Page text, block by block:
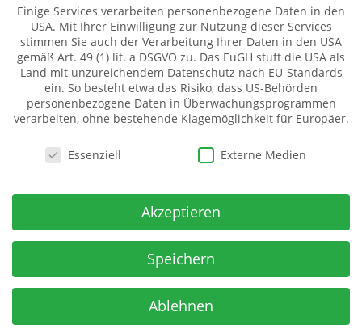
Mitglied werden
Kinderhilfe Westafrika e.V.
Kinderhilfe Westafrika e.V.
Dorfstraße 18 (Kahmer)
IBAN:
DE06 5009 2100 0001 7141 71
BIC: GENODE51BH2
Spar- u Kreditbank ev-freikirchl. Gemeinden
Einige Services verarbeiten personenbezogene Daten in den
USA. Mit Ihrer Einwilligung zur Nutzung dieser Services
stimmen Sie auch der Verarbeitung Ihrer Daten in den USA
gemäß Art. 49 (1) lit. a DSGVO zu. Das EuGH stuft die USA als
Land mit unzureichendem Datenschutz nach EU-Standards
ein. So besteht etwa das Risiko, dass US-Behörden
personenbezogene Daten in Überwachungsprogrammen
verarbeiten, ohne bestehende Klagemöglichkeit für Europäer.
Datenschutzeinstellungen
Essenziell Externe Medien
Akzeptieren
Speichern
Ablehnen